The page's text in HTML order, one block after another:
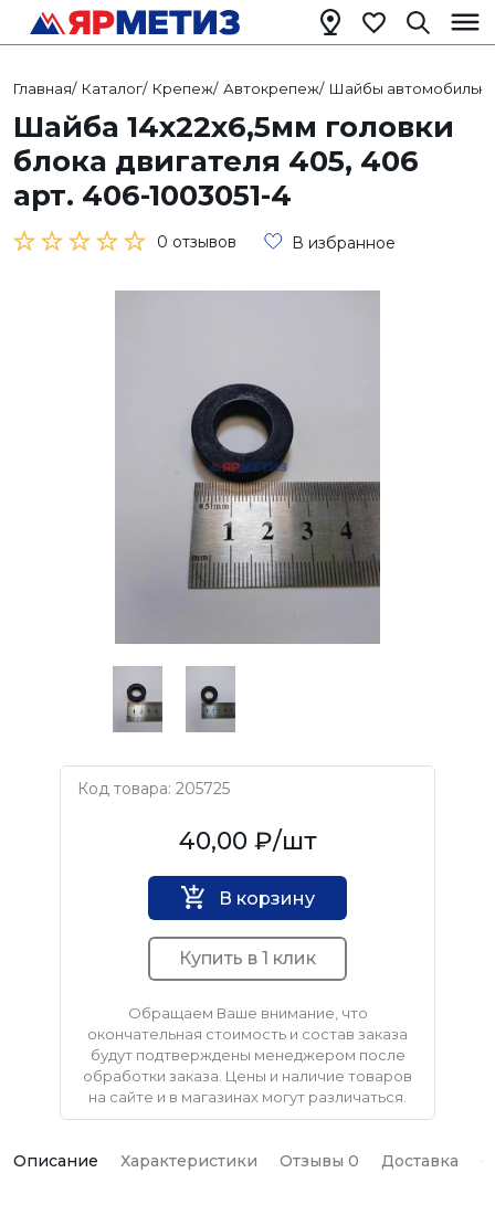
Главная/ Каталог/ Крепеж/ Автокрепеж/ Шайбы
Шайба 14х22х6,5мм головки
блока двигателя 405, 406
арт. 406-1003051-4
0 отзывов В избранное
Код товара: 205725
Нет бренда40,00 ₽/шт
В корзину
Купить в 1 клик
Обращаем Ваше внимание, что
окончательная стоимость и состав заказа
будут подтверждены менеджером после
обработки заказа. Цены и наличие товаров
на сайте и в магазинах могут различаться.
Описание Характеристики Отзывы 0 Доставка